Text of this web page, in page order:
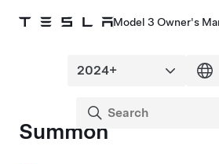
Model 3 Owner's
Summon